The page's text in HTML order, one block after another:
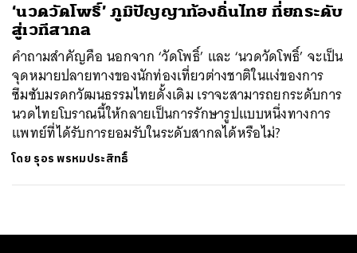
‘นวดวัดโพธิ์’ ภูมิปัญญาท้องถิ่นไทย ที่ยกระดับ
สู่เวทีสากล
คำถามสำคัญคือ นอกจาก ‘วัดโพธิ์’ และ ‘นวดวัดโพธิ์’ จะเป็น
จุดหมายปลายทางของนักท่องเที่ยวต่างชาติในแง่ของการ
ซึมซับมรดกวัฒนธรรมไทยดั้งเดิม เราจะสามารถยกระดับการ
นวดไทยโบราณนี้ให้กลายเป็นการรักษารูปแบบหนึ่งทางการ
แพทย์ที่ได้รับการยอมรับในระดับสากลได้หรือไม่?
โดย รุอร พรหมประสิทธิ์